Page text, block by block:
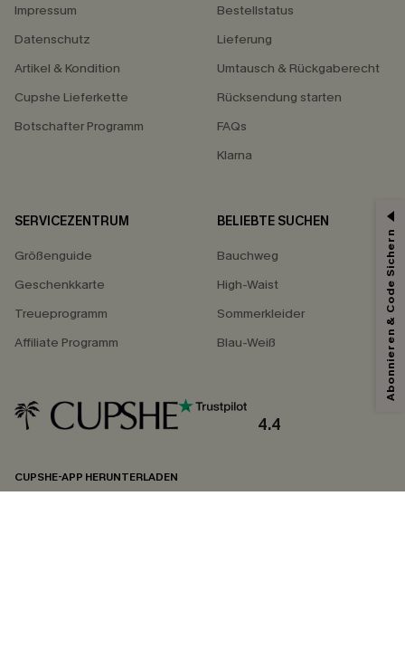
Impressum
Datenschutz
Artikel & Kondition
Cupshe Lieferkette
Botschafter Programm
Bestellstatus
Lieferung
Umtausch & Rückgaberecht
Rücksendung starten
FAQs
Klarna
SERVICEZENTRUM
Größenguide
Geschenkkarte
Treueprogramm
Affiliate Programm
BELIEBTE SUCHEN
Bauchweg
High-Waist
Sommerkleider
Blau-Weiß
4.4
CUPSHE-APP HERUNTERLADEN
Abonnieren & Code Sichern